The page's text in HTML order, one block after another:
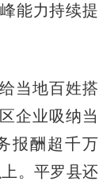
能力持续提
当地百姓搭
企业吸纳当
报酬超千万
。平罗县还